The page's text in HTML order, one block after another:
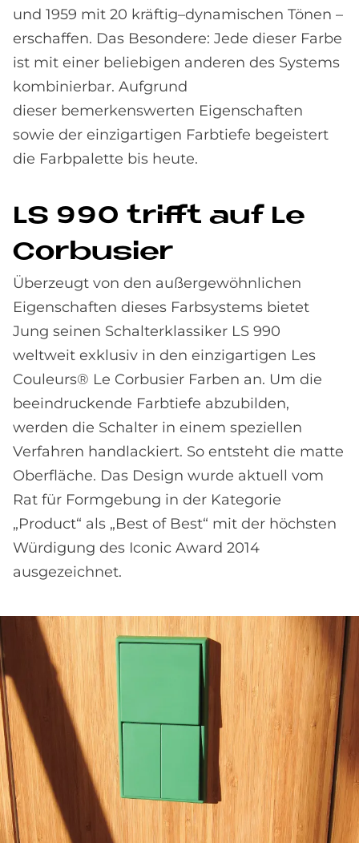
und 1959 mit 20 kräftig–dynamischen Tönen –
erschaffen. Das Besondere: Jede dieser Farbe
ist mit einer beliebigen anderen des Systems
kombinierbar. Aufgrund
dieser bemerkenswerten Eigenschaften
sowie der einzigartigen Farbtiefe begeistert
die Farbpalette bis heute.
LS 990 trif­ft auf Le
Cor­bu­si­er
Überzeugt von den außergewöhnlichen
Eigenschaften dieses Farbsystems bietet
Jung seinen Schalterklassiker LS 990
weltweit exklusiv in den einzigartigen Les
Couleurs® Le Corbusier Farben an. Um die
beeindruckende Farbtiefe abzubilden,
werden die Schalter in einem speziellen
Verfahren handlackiert. So entsteht die matte
Oberfläche. Das Design wurde aktuell vom
Rat für Formgebung in der Kategorie
„Product“ als „Best of Best“ mit der höchsten
Würdigung des Iconic Award 2014
ausgezeichnet.